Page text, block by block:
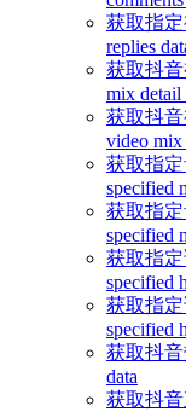
获取指定
replies
获取抖
mix detail
获取抖
video mix
获取指定
specified
获取指
specified
获取指定
specified
获取指定
specified
获取抖音
data
获取抖